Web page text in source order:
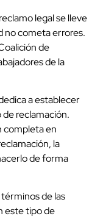
legal se lleve
no cometa errores.
de
de la
a establecer
reclamación.
completa en
la
de forma
de las
este tipo de